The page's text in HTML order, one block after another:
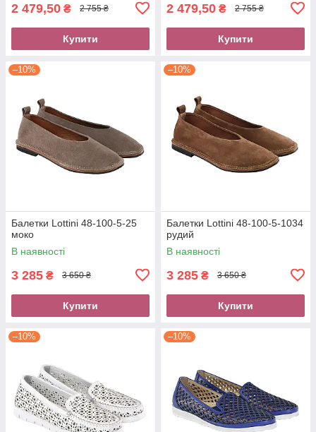
2 479,50 ₴ 2 755 ₴
Купити
2 479,50 ₴ 2 755 ₴
Купити
–10%
Балетки Lottini 48-100-5-25
моко
В наявності
3 285 ₴ 3 650 ₴
Купити
–10%
Балетки Lottini 48-100-5-1034
рудий
В наявності
3 285 ₴ 3 650 ₴
Купити
–10% –10%